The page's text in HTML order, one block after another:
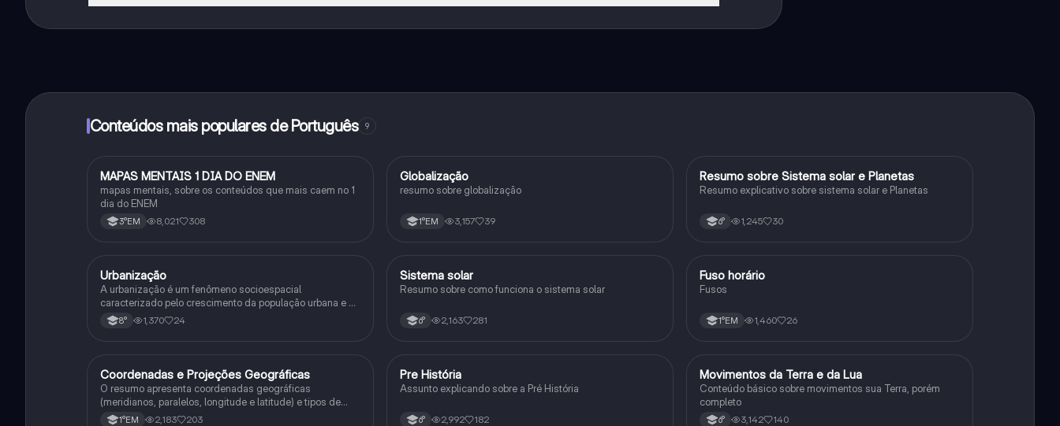
funcionalidades da aplicação, pode adquirir o Knowunity Pro.
Conteúdos mais populares de Português 9
Português
MAPAS MENTAIS 1 DIA DO ENEM
mapas mentais, sobre os conteúdos que mais caem no 1
dia do ENEM
3°EM 8,021 308
Geografia
Globalização
resumo sobre globalização
1°EM 3,157 39
Geografia
Resumo sobre Sistema solar e Planetas
Resumo explicativo sobre sistema solar e Planetas
6° 1,245 30
Geografia
Urbanização
A urbanização é um fenômeno socioespacial
caracterizado pelo crescimento da população urbana e a
expansão do urbano. Industrialização e êxodo rural são
suas principais causas.
8° 1,370 24
Geografia
Sistema solar
Resumo sobre como funciona o sistema solar
6° 2,163 281
Geografia
Fuso horário
Fusos
1°EM 1,460 26
Geografia
Coordenadas e Projeções Geográficas
O resumo apresenta coordenadas geográficas
(meridianos, paralelos, longitude e latitude) e tipos de
projeções cartográficas (projeção cilíndrica, azimutal etc).
1°EM 2,183 203
Geografia
Pre História
Assunto explicando sobre a Pré História
6° 2,992 182
Geografia
Movimentos da Terra e da Lua
Conteúdo básico sobre movimentos sua Terra, porém
completo
6° 3,142 140